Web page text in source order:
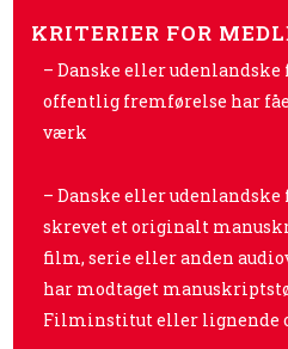
KRITERIER FOR
– Danske eller udenlandske
offentlig fremførelse har
værk
– Danske eller
skrevet et originalt
film, serie eller anden
har modtaget
Filminstitut eller lignende